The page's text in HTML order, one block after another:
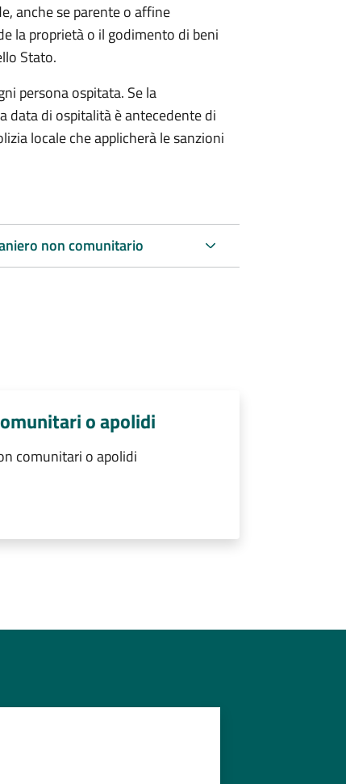
anche se parente o affine
la proprietà o il godimento di beni
Stato.
persona ospitata. Se la
data di ospitalità è antecedente di
locale che applicherà le sanzioni
non comunitario
o apolidi
comunitari o apolidi